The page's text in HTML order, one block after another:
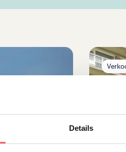
Details